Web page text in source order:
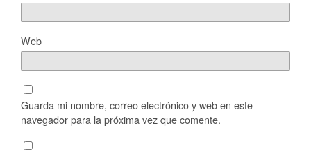
Web
Guarda mi nombre, correo electrónico y web en este
navegador para la próxima vez que comente.